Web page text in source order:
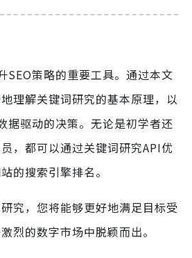
SEO策略的重要工具。通过本文
理解关键词研究的基本原理，以
据驱动的决策。无论是初学者还
，都可以通过关键词研究API优
的搜索引擎排名。
究，您将能够更好地满足目标受
烈的数字市场中脱颖而出。